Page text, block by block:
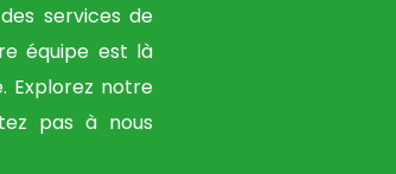
services de
équipe est là
Explorez notre
pas à nous